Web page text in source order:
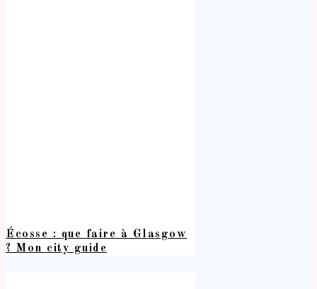
Écosse : que faire à Glasgow
? Mon city guide